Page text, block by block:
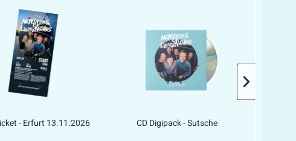
- Erfurt 13.11.2026 CD Digipack - Sutsche